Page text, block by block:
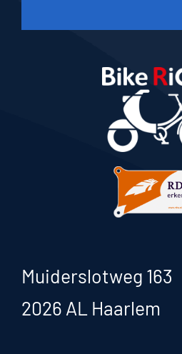
Muiderslotweg 163
2026 AL Haarlem